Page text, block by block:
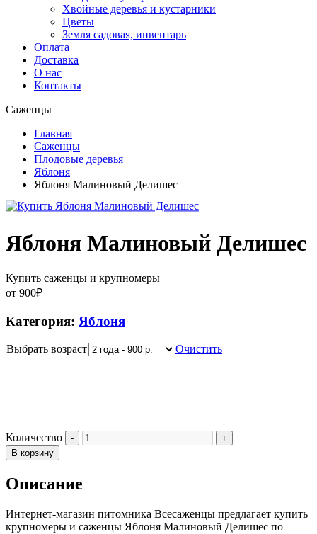
Хвойные деревья и кустарники
Цветы
Земля садовая, инвентарь
Оплата
Доставка
О нас
Контакты
Саженцы
Главная
Саженцы
Плодовые деревья
Яблоня
Яблоня Малиновый Делишес
Яблоня Малиновый Делишес
Купить саженцы и крупномеры
от 900₽
Категория: Яблоня
Выбрать возраст Очистить
Количество
В корзину
Описание
Интернет-магазин питомника Всесаженцы предлагает купить
крупномеры и саженцы Яблоня Малиновый Делишес по